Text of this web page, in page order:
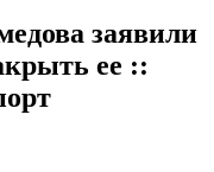
заявили
ее ::